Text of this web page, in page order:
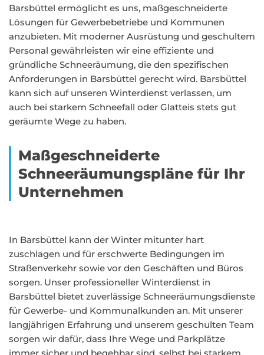
Barsbüttel ermöglicht es uns, maßgeschneiderte
Lösungen für Gewerbebetriebe und Kommunen
anzubieten. Mit moderner Ausrüstung und geschultem
Personal gewährleisten wir eine effiziente und
gründliche Schneeräumung, die den spezifischen
Anforderungen in Barsbüttel gerecht wird. Barsbüttel
kann sich auf unseren Winterdienst verlassen, um
auch bei starkem Schneefall oder Glatteis stets gut
geräumte Wege zu haben.
Maßgeschneiderte
Schneeräumungspläne für Ihr
Unternehmen
In Barsbüttel kann der Winter mitunter hart
zuschlagen und für erschwerte Bedingungen im
Straßenverkehr sowie vor den Geschäften und Büros
sorgen. Unser professioneller Winterdienst in
Barsbüttel bietet zuverlässige Schneeräumungsdienste
für Gewerbe- und Kommunalkunden an. Mit unserer
langjährigen Erfahrung und unserem geschulten Team
sorgen wir dafür, dass Ihre Wege und Parkplätze